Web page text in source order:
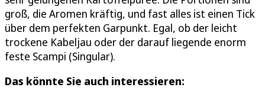
groß, die Aromen kräftig, und fast alles ist einen Tick
über dem perfekten Garpunkt. Egal, ob der leicht
trockene Kabeljau oder der darauf liegende enorm
feste Scampi (Singular).
Das könnte Sie auch interessieren: